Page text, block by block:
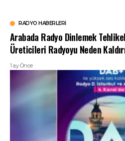
RADYO HABERLERI
Arabada Radyo Dinlemek
Üreticileri Radyoyu Neden
1 ay Önce